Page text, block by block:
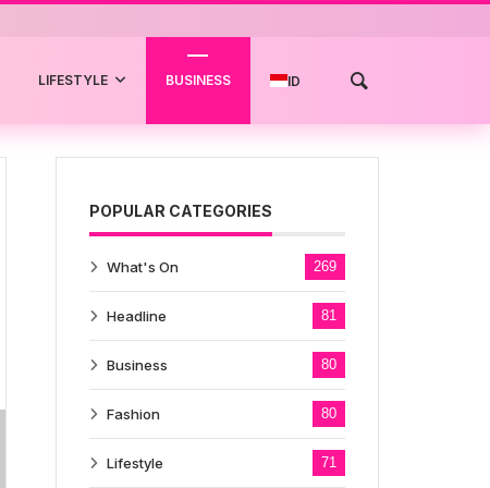
LIFESTYLE BUSINESS ID
POPULAR CATEGORIES
What's On 269
Headline 81
Business 80
Fashion 80
Lifestyle 71